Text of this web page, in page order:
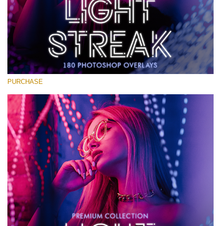
PURCHASE